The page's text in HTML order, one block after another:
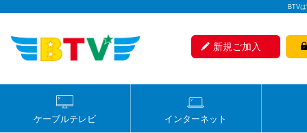
BTV
新規ご加入
ケーブルテレビ インターネット